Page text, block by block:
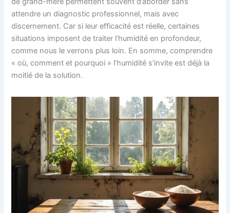
attendre un diagnostic professionnel, mais avec
discernement. Car si leur efficacité est réelle, certaines
situations imposent de traiter l’humidité en profondeur,
comme nous le verrons plus loin. En somme, comprendre
« où, comment et pourquoi » l’humidité s’invite est déjà la
moitié de la solution.